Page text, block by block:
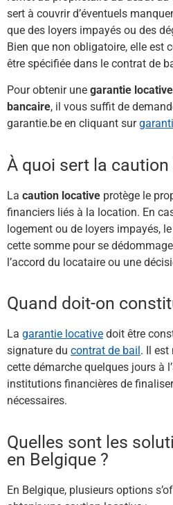
sert à couvrir d’éventuels
que des loyers impayés ou des
Bien que non obligatoire, elle est
être spécifiée dans le contrat de
Pour obtenir une garantie
bancaire, il vous suffit de
garantie.be en cliquant sur
À quoi sert la caution
La caution locative protège le
financiers liés à la location. En
logement ou de loyers impayés,
cette somme pour se
l’accord du locataire ou une
Quand doit-on
La garantie locative doit être
signature du contrat de bail . Il est
cette démarche quelques jours à
institutions financières de
nécessaires.​
Quelles sont les
en Belgique ?
En Belgique, plusieurs options